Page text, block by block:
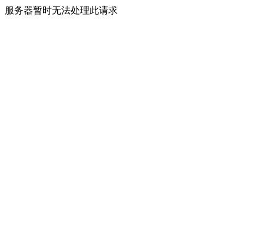
服务器暂时无法处理此请求